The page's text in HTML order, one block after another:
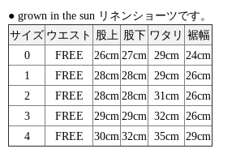
● grown in the sun リネンショーツです。
サイズ ウエスト 股上 股下 ワタリ 裾幅
0
FREE 26cm 27cm 29cm
24cm
1
FREE 28cm 28cm 29cm
26cm
2
FREE 28cm 28cm 31cm
26cm
3
FREE 29cm 29cm 32cm
26cm
4
FREE 30cm 32cm 35cm 29cm